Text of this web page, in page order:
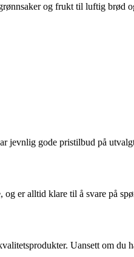
og frukt til luftig
gode pristilbud på
er alltid klare til å svare på
Uansett om du